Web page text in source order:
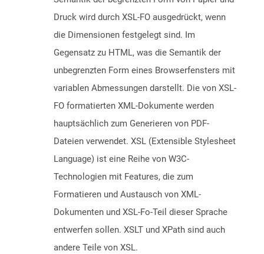
Druck wird durch XSL-FO ausgedrückt, wenn
die Dimensionen festgelegt sind. Im
Gegensatz zu HTML, was die Semantik der
unbegrenzten Form eines Browserfensters mit
variablen Abmessungen darstellt. Die von XSL-
FO formatierten XML-Dokumente werden
hauptsächlich zum Generieren von PDF-
Dateien verwendet. XSL (Extensible Stylesheet
Language) ist eine Reihe von W3C-
Technologien mit Features, die zum
Formatieren und Austausch von XML-
Dokumenten und XSL-Fo-Teil dieser Sprache
entwerfen sollen. XSLT und XPath sind auch
andere Teile von XSL.